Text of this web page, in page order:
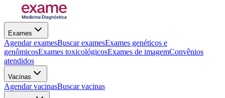
Exames
Agendar examesBuscar examesExames genéticos e
genômicosExames toxicológicosExames de imagemConvênios
atendidos
Vacinas
Agendar vacinasBuscar vacinas